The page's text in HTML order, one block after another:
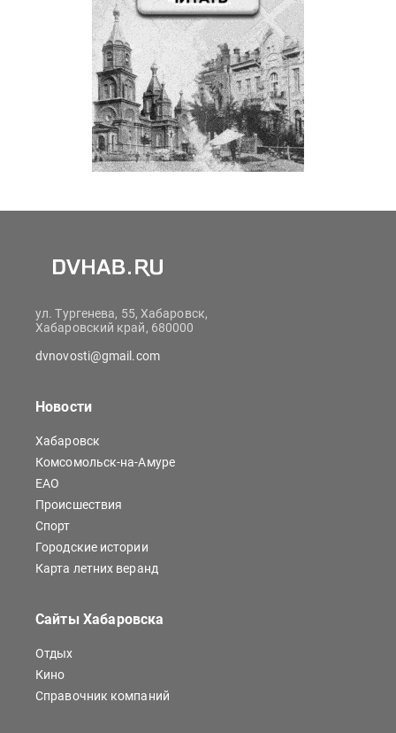
ул. Тургенева, 55, Хабаровск,
Хабаровский край, 680000
dvnovosti@gmail.com
Новости
Хабаровск
Комсомольск-на-Амуре
ЕАО
Происшествия
Спорт
Городские истории
Карта летних веранд
Сайты Хабаровска
Отдых
Кино
Справочник компаний